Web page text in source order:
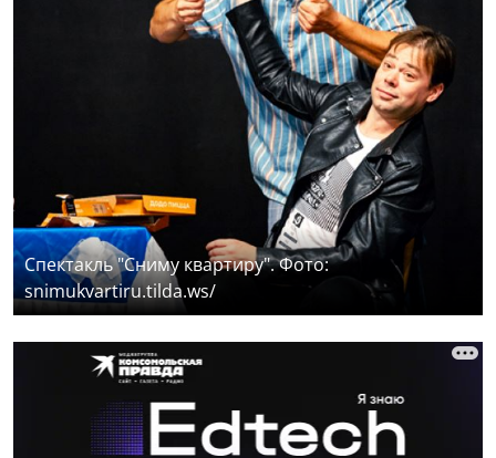
Спектакль "Сниму квартиру". Фото:
snimukvartiru.tilda.ws/